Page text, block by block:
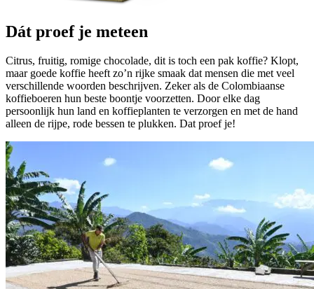
Dát proef je meteen
Citrus, fruitig, romige chocolade, dit is toch een pak koffie? Klopt,
maar goede koffie heeft zo’n rijke smaak dat mensen die met veel
verschillende woorden beschrijven. Zeker als de Colombiaanse
koffieboeren hun beste boontje voorzetten. Door elke dag
persoonlijk hun land en koffieplanten te verzorgen en met de hand
alleen de rijpe, rode bessen te plukken. Dat proef je!